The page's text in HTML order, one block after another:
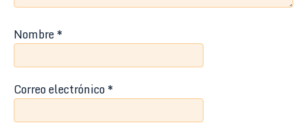
Nombre*
Correo electrónico*